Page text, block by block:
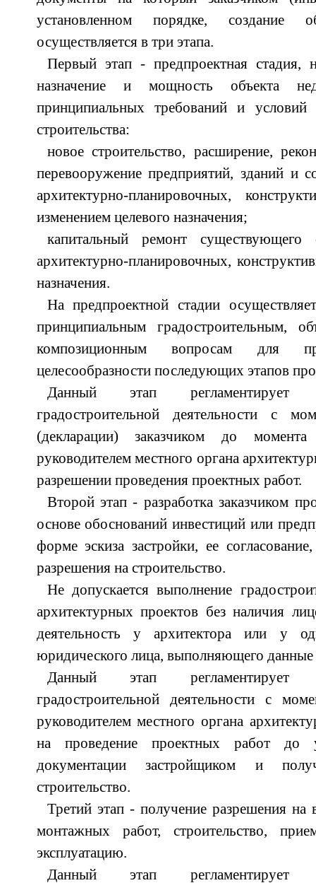
установленном порядке, создание
осуществляется в три этапа.
Первый этап - предпроектная стадия,
назначение и мощность объекта
принципиальных требований и
строительства:
новое строительство, расширение,
перевооружение предприятий, зданий и
архитектурно-планировочных,
изменением целевого назначения;
капитальный ремонт существующего
архитектурно-планировочных,
назначения.
На предпроектной стадии
принципиальным градостроительным,
композиционным вопросам для
целесообразности последующих этапов
Данный этап регламентирует
градостроительной деятельности с
(декларации) заказчиком до
руководителем местного органа
разрешении проведения проектных работ.
Второй этап - разработка заказчиком
основе обоснований инвестиций или
форме эскиза застройки, ее
разрешения на строительство.
Не допускается выполнение
архитектурных проектов без наличия
деятельность у архитектора или у
юридического лица, выполняющего данные
Данный этап регламентирует
градостроительной деятельности с
руководителем местного органа
на проведение проектных работ до
документации застройщиком и
строительство.
Третий этап - получение разрешения на
монтажных работ, строительство,
эксплуатацию.
Данный этап регламентирует